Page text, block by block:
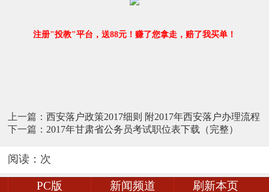
注册"投教"平台，送88元！赚了您拿走，赔了我买单！
上一篇：西安落户政策2017细则 附2017年西安落户办理流程
下一篇： 2017年甘肃省公务员考试职位表下载（完整）
阅读： 次
PC版 新闻频道 刷新本页